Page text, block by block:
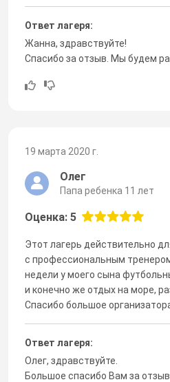
Ответ лагеря:
Жанна, здравствуйте!
Спасибо за отзыв. Мы будем
19 марта 2020 г.
Олег
Папа ребенка 11 лет
Оценка: 5
Этот лагерь действительно
с профессиональным
недели у моего сына
и конечно же отдых на море,
Спасибо большое
Ответ лагеря:
Олег, здравствуйте.
Большое спасибо Вам за отзыв.